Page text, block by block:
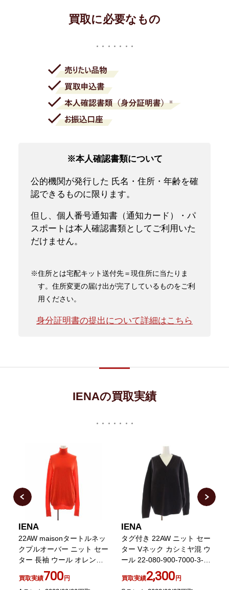
買取に必要なもの
※本人確認書類について
公的機関が発行した 氏名・住所・年齢を確
認できるものに限ります。
但し、個人番号通知書（通知カード）・パ
スポートは本人確認書類としてご利用いた
だけません。
※住所とは宅配キット送付先＝現住所に当たりま
す。住所変更の届け出が完了しているものをご利
用ください。
身分証明書の提出について詳細はこちら
IENAの買取実績
IENA
22AW maisonタートルネッ
クプルオーバー ニット セー
ター 長袖 ウール オレンジ
22080900515030
買取実績700円
IENA
タグ付き 22AW ニット セー
ター Vネック カシミヤ混 ウ
ール 22-080-900-7000-3-0
長袖 F チャコールグレー
買取実績2,300円